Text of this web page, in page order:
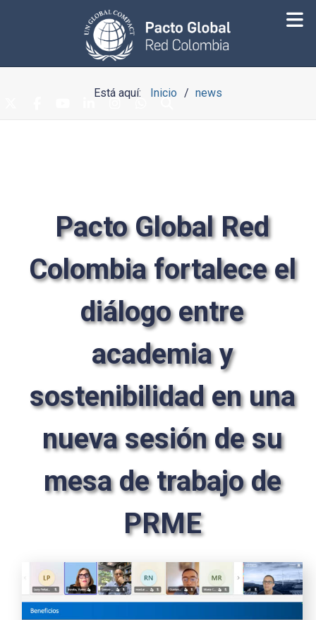
Está aquí: Inicio news
Pacto Global Red
Colombia fortalece el
diálogo entre
academia y
sostenibilidad en una
nueva sesión de su
mesa de trabajo de
PRME